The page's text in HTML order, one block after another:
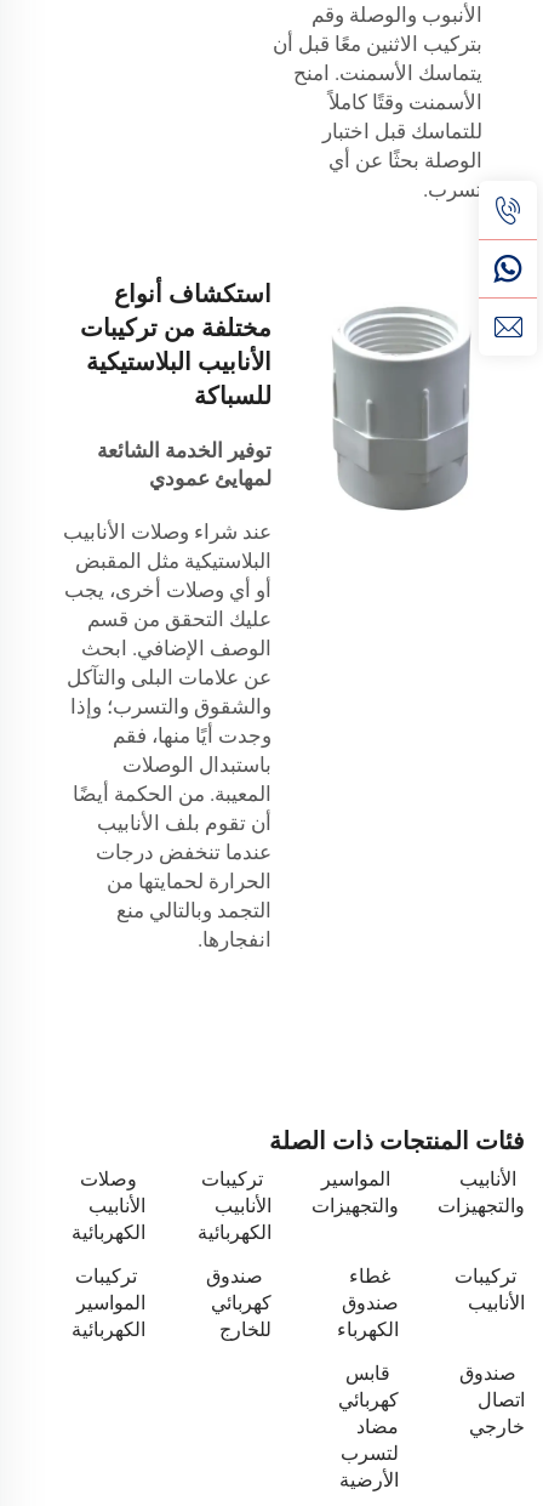
الأنبوب والوصلة وقم
بتركيب الاثنين معًا قبل أن
يتماسك الأسمنت. امنح
الأسمنت وقتًا كاملاً
للتماسك قبل اختبار
الوصلة بحثًا عن أي
تسرب.
استكشاف أنواع
مختلفة من تركيبات
الأنابيب البلاستيكية
للسباكة
توفير الخدمة الشائعة
لمهايئ عمودي
عند شراء وصلات الأنابيب
البلاستيكية مثل المقبض
أو أي وصلات أخرى، يجب
عليك التحقق من قسم
الوصف الإضافي. ابحث
عن علامات البلى والتآكل
والشقوق والتسرب؛ وإذا
وجدت أيًا منها، فقم
باستبدال الوصلات
المعيبة. من الحكمة أيضًا
أن تقوم بلف الأنابيب
عندما تنخفض درجات
الحرارة لحمايتها من
التجمد وبالتالي منع
انفجارها.
فئات المنتجات ذات الصلة
الأنابيب
والتجهيزات
المواسير
والتجهيزات
تركيبات
الأنابيب
الكهربائية
وصلات
الأنابيب
الكهربائية
تركيبات
الأنابيب
غطاء
صندوق
الكهرباء
صندوق
كهربائي
للخارج
تركيبات
المواسير
الكهربائية
صندوق
اتصال
خارجي
قابس
كهربائي
مضاد
لتسرب
الأرضية